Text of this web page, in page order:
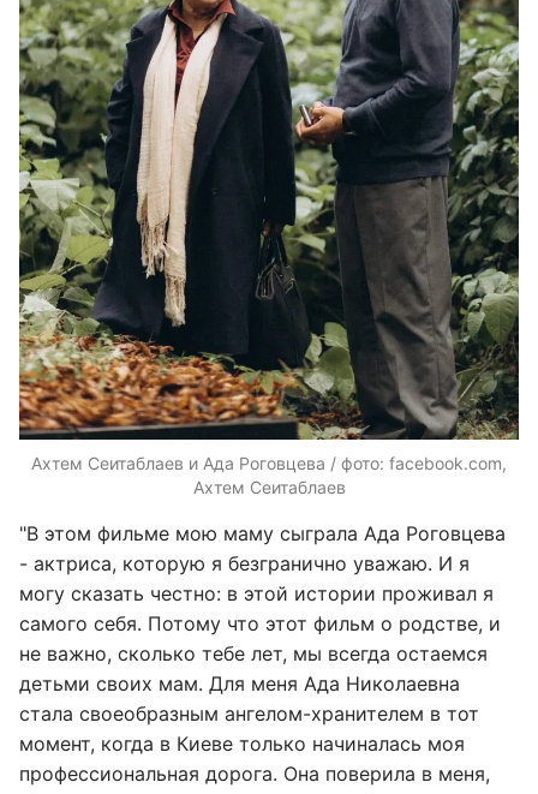
Ахтем Сеитаблаев и Ада Роговцева / фото: facebook.com,
Ахтем Сеитаблаев
"В этом фильме мою маму сыграла Ада Роговцева
- актриса, которую я безгранично уважаю. И я
могу сказать честно: в этой истории проживал я
самого себя. Потому что этот фильм о родстве, и
не важно, сколько тебе лет, мы всегда остаемся
детьми своих мам. Для меня Ада Николаевна
стала своеобразным ангелом-хранителем в тот
момент, когда в Киеве только начиналась моя
профессиональная дорога. Она поверила в меня,